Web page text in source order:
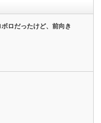
ボロだったけど、前向き